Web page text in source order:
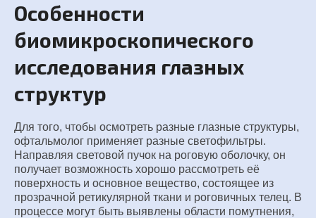
Особенности
биомикроскопического
исследования глазных
структур
Для того, чтобы осмотреть разные глазные структуры,
офтальмолог применяет разные светофильтры.
Направляя световой пучок на роговую оболочку, он
получает возможность хорошо рассмотреть её
поверхность и основное вещество, состоящее из
прозрачной ретикулярной ткани и роговичных телец. В
процессе могут быть выявлены области помутнения,